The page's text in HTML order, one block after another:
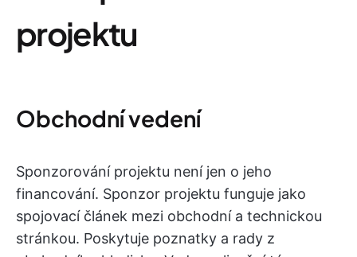
projektu
Obchodní vedení
Sponzorování projektu není jen o jeho
financování. Sponzor projektu funguje jako
spojovací článek mezi obchodní a technickou
stránkou. Poskytuje poznatky a rady z